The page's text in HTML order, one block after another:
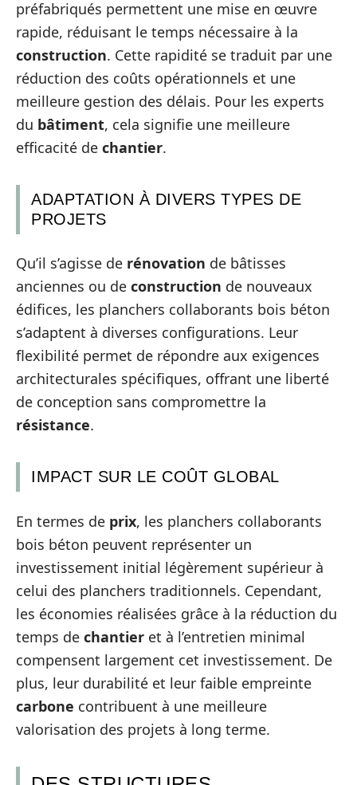
préfabriqués permettent une mise en œuvre
rapide, réduisant le temps nécessaire à la
construction. Cette rapidité se traduit par une
réduction des coûts opérationnels et une
meilleure gestion des délais. Pour les experts
du bâtiment, cela signifie une meilleure
efficacité de chantier.
ADAPTATION À DIVERS TYPES DE
PROJETS
Qu’il s’agisse de rénovation de bâtisses
anciennes ou de construction de nouveaux
édifices, les planchers collaborants bois béton
s’adaptent à diverses configurations. Leur
flexibilité permet de répondre aux exigences
architecturales spécifiques, offrant une liberté
de conception sans compromettre la
résistance.
IMPACT SUR LE COÛT GLOBAL
En termes de prix, les planchers collaborants
bois béton peuvent représenter un
investissement initial légèrement supérieur à
celui des planchers traditionnels. Cependant,
les économies réalisées grâce à la réduction du
temps de chantier et à l’entretien minimal
compensent largement cet investissement. De
plus, leur durabilité et leur faible empreinte
carbone contribuent à une meilleure
valorisation des projets à long terme.